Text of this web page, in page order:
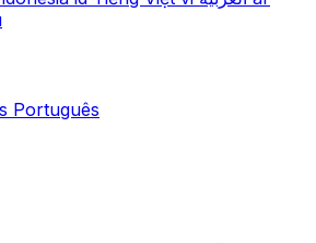
Português